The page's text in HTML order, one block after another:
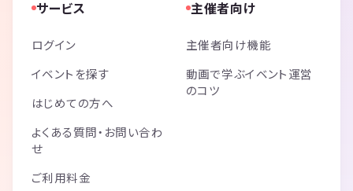
サービス
ログイン
イベントを探す
はじめての方へ
よくある質問・お問い合わ
せ
ご利用料金
主催者向け
主催者向け機能
動画で学ぶイベント運営
のコツ